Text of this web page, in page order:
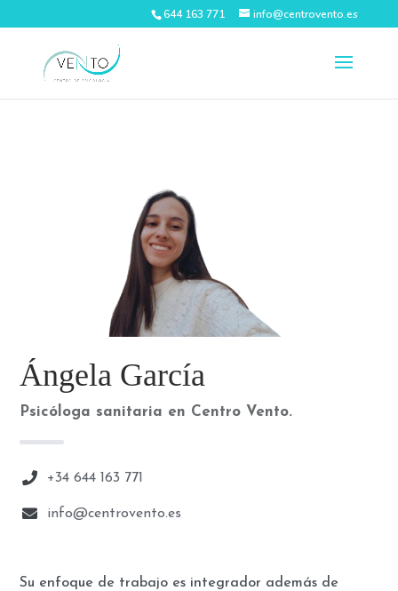
644 163 771 info@centrovento.es
Ángela García
Psicóloga sanitaria en Centro Vento.
+34 644 163 771
info@centrovento.es
Su enfoque de trabajo es integrador además de